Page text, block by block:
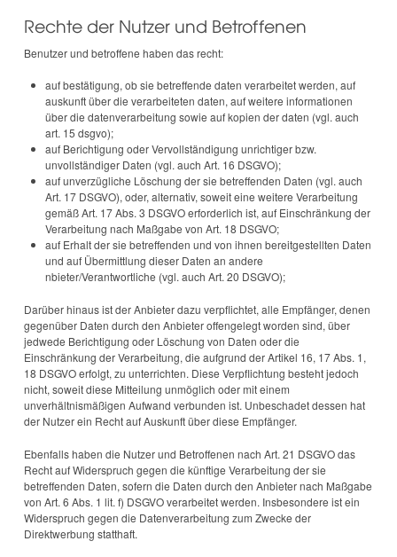
Rechte der Nutzer und Betroffenen
Benutzer und betroffene haben das recht:
auf bestätigung, ob sie betreffende daten verarbeitet werden, auf
auskunft über die verarbeiteten daten, auf weitere informationen
über die datenverarbeitung sowie auf kopien der daten (vgl. auch
art. 15 dsgvo);
auf Berichtigung oder Vervollständigung unrichtiger bzw.
unvollständiger Daten (vgl. auch Art. 16 DSGVO);
auf unverzügliche Löschung der sie betreffenden Daten (vgl. auch
Art. 17 DSGVO), oder, alternativ, soweit eine weitere Verarbeitung
gemäß Art. 17 Abs. 3 DSGVO erforderlich ist, auf Einschränkung der
Verarbeitung nach Maßgabe von Art. 18 DSGVO;
auf Erhalt der sie betreffenden und von ihnen bereitgestellten Daten
und auf Übermittlung dieser Daten an andere
nbieter/Verantwortliche (vgl. auch Art. 20 DSGVO);
Darüber hinaus ist der Anbieter dazu verpflichtet, alle Empfänger, denen
gegenüber Daten durch den Anbieter offengelegt worden sind, über
jedwede Berichtigung oder Löschung von Daten oder die
Einschränkung der Verarbeitung, die aufgrund der Artikel 16, 17 Abs. 1,
18 DSGVO erfolgt, zu unterrichten. Diese Verpflichtung besteht jedoch
nicht, soweit diese Mitteilung unmöglich oder mit einem
unverhältnismäßigen Aufwand verbunden ist. Unbeschadet dessen hat
der Nutzer ein Recht auf Auskunft über diese Empfänger.
Ebenfalls haben die Nutzer und Betroffenen nach Art. 21 DSGVO das
Recht auf Widerspruch gegen die künftige Verarbeitung der sie
betreffenden Daten, sofern die Daten durch den Anbieter nach Maßgabe
von Art. 6 Abs. 1 lit. f) DSGVO verarbeitet werden. Insbesondere ist ein
Widerspruch gegen die Datenverarbeitung zum Zwecke der
Direktwerbung statthaft.